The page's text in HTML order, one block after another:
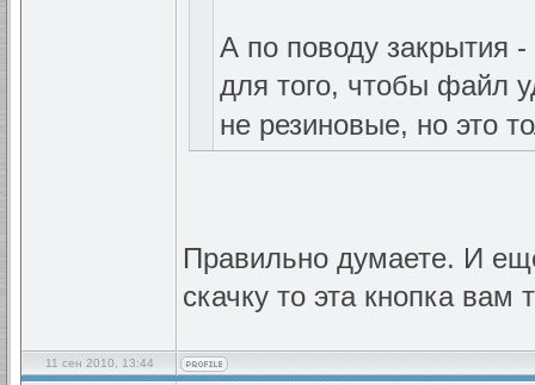
А по поводу закрытия
для того, чтобы файл
не резиновые, но это
Правильно думаете. И
скачку то эта кнопка вам
11 сен 2010, 13:44